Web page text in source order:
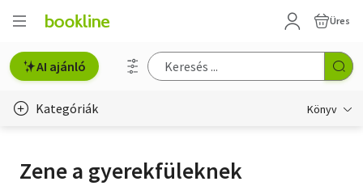
Üres
AI ajánló
Kategóriák Könyv
Erotika
Zene a gyerekfüleknek